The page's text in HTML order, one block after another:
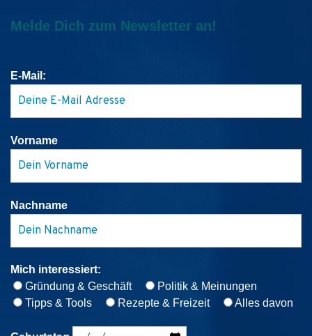
Melde Dich zum Newsletter an!
E-Mail:
Vorname
Nachname
Mich interessiert:
Gründung & Geschäft
Politik & Meinungen
Tipps & Tools
Rezepte & Freizeit Alles davon